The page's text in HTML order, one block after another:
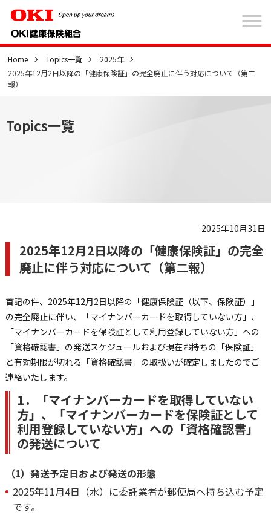
Home Topics一覧
2025年
2025年12月2日以降の「健康保険証」の完全廃止に伴う対応について（第二
報）
Topics一覧
2025年10月31日
2025年12月2日以降の「健康保険証」の完全
廃止に伴う対応について（第二報）
首記の件、2025年12月2日以降の「健康保険証（以下、保険証）」
の完全廃止に伴い、「マイナンバーカードを取得していない方」、
「マイナンバーカードを保険証として利用登録していない方」への
「資格確認書」の発送スケジュールおよび現在お持ちの「保険証」
と有効期限が切れる「資格確認書」の取扱いが確定しましたのでご
連絡いたします。
1．「マイナンバーカードを取得していない
方」、「マイナンバーカードを保険証として
利用登録していない方」への「資格確認書」
の発送について
（1）発送予定日および発送の形態
2025年11月4日（水）に委託業者が郵便局へ持ち込む予定
です。